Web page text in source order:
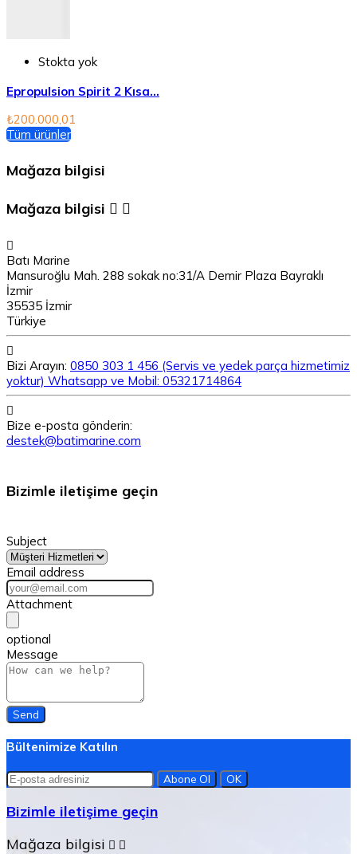
Stokta yok
Epropulsion Spirit 2 Kısa...
₺200.000,01
Tüm ürünler
Mağaza bilgisi
Mağaza bilgisi  

Batı Marine
Mansuroğlu Mah. 288 sokak no:31/A Demir Plaza Bayraklı
İzmir
35535 İzmir
Türkiye

Bizi Arayın: 0850 303 1 456 (Servis ve yedek parça hizmetimiz
yoktur) Whatsapp ve Mobil: 05321714864

Bize e-posta gönderin:
destek@batimarine.com
Bizimle iletişime geçin
Subject
Email address
Attachment
optional
Message
Bültenimize Katılın
Bizimle iletişime geçin
Mağaza bilgisi  